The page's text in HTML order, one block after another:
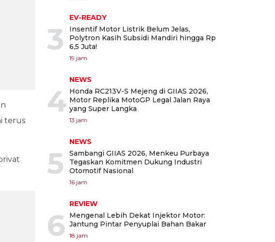
terus
3
EV-READY
Insentif Motor Listrik Belum Jelas,
Polytron Kasih Subsidi Mandiri hingga Rp
6,5 Juta!
19 jam
4
NEWS
Honda RC213V-S Mejeng di GIIAS 2026,
Motor Replika MotoGP Legal Jalan Raya
yang Super Langka
13 jam
5
NEWS
Sambangi GIIAS 2026, Menkeu Purbaya
Tegaskan Komitmen Dukung Industri
Otomotif Nasional
16 jam
6
REVIEW
Mengenal Lebih Dekat Injektor Motor:
Jantung Pintar Penyuplai Bahan Bakar
18 jam